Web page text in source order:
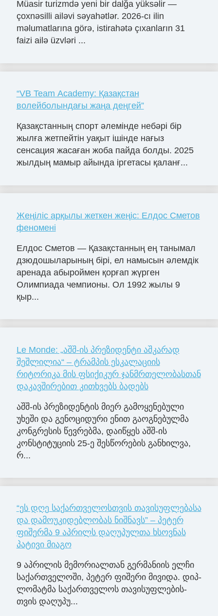
Müasir turizmdə yeni bir dalğa yüksəlir —
çoxnəsilli ailəvi səyahətlər. 2026-cı ilin
məlumatlarına görə, istirahətə çıxanların 31
faizi ailə üzvləri ...
“VB Team Academy: Қазақстан
волейболындағы жаңа деңгей”
Қазақстанның спорт әлемінде небәрі бір
жылға жетпейтін уақыт ішінде нағыз
сенсация жасаған жоба пайда болды. 2025
жылдың мамыр айында іргетасы қаланғ...
Жеңіліс арқылы жеткен жеңіс: Елдос Сметов
феномені
Елдос Сметов — Қазақстанның ең танымал
дзюдошыларының бірі, ел намысын әлемдік
аренада абыроймен қорғап жүрген
Олимпиада чемпионы. Ол 1992 жылы 9
қыр...
Le Monde: „აშშ-ის პრეზიდენტი აშკარად
შეშლილია“ – ტრამპის ესკალაციის
რიტორიკა მის ფსიქიკურ ჯანმრთელობასთან
დაკავშირებით კითხვებს ბადებს
აშშ-ის პრეზიდენტის მიერ გამოყენებული
უხეში და გენოციდური ენით გაოგნებულმა
კონგრესის წევრებმა, დაიწყეს აშშ-ის
კონსტიტუციის 25-ე შესწორების განხილვა,
რ...
“ეს დღე საქართველოსთვის თავისუფლებასა
და დამოუკიდებლობას ნიშნავს” – პეტერ
ფიშერმა 9 აპრილს დაღუპულთა ხსოვნას
პატივი მიაგო
9 აპ­რი­ლის მე­მო­რი­ალ­თან გერ­მა­ნი­ის ელჩი
სა­ქარ­თვე­ლო­ში, პე­ტერ ფი­შე­რი მი­ვი­და. დიპ­
ლო­მატ­მა სა­ქარ­თვე­ლოს თა­ვი­სუფ­ლე­ბის­
თვის და­ღუ­პუ...